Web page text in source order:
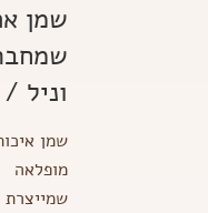
שמן
וניל
שמן
מופלאה